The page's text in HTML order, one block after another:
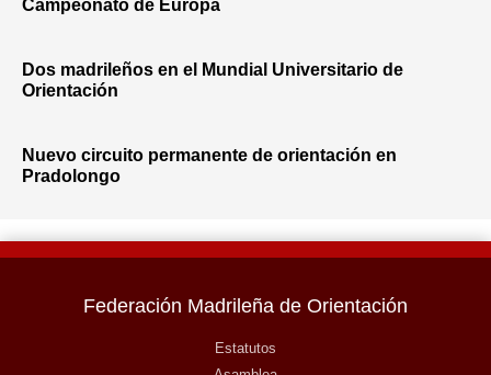
Campeonato de Europa
Dos madrileños en el Mundial Universitario de
Orientación
Nuevo circuito permanente de orientación en
Pradolongo
Federación Madrileña de Orientación
Estatutos